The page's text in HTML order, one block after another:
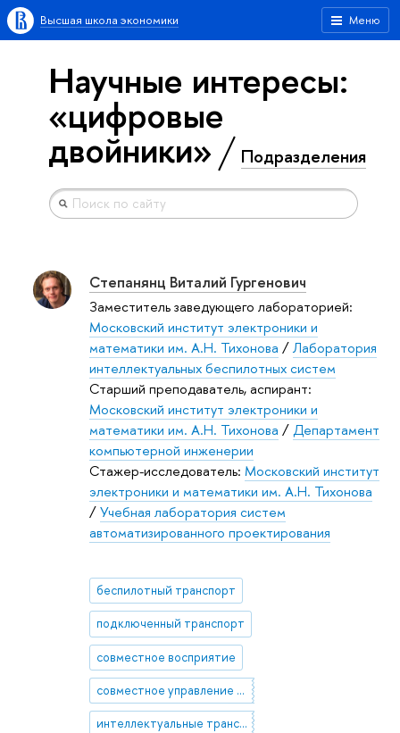
Меню
Высшая школа экономики
Научные интересы:
«цифровые
двойники» Подразделения
Степанянц Виталий Гургенович
Заместитель заведующего лабораторией:
Московский институт электроники и
математики им. А.Н. Тихонова /Лаборатория
интеллектуальных беспилотных систем
Старший преподаватель, аспирант:
Московский институт электроники и
математики им. А.Н. Тихонова /Департамент
компьютерной инженерии
Стажер-исследователь: Московский институт
электроники и математики им. А.Н. Тихонова
/Учебная лаборатория систем
автоматизированного проектирования
беспилотный транспорт
подключенный транспорт
совместное восприятие
совместное управление дорожным движением
интеллектуальные транспортные системы